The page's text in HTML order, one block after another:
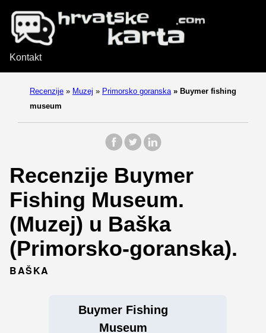
Kontakt
Recenzije » Muzej » Primorsko goranska » Buymer fishing
museum
Recenzije Buymer
Fishing Museum.
(Muzej) u Baška
(Primorsko-goranska).
BAŠKA
Buymer Fishing
Museum